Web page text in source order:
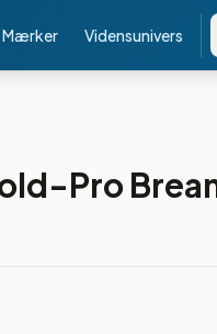
Mærker Vidensunivers
Pro